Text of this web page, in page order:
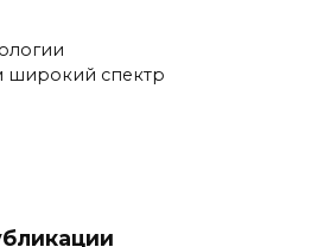
широкий спектр